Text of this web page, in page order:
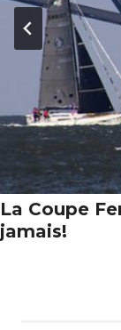
La Coupe
jamais!